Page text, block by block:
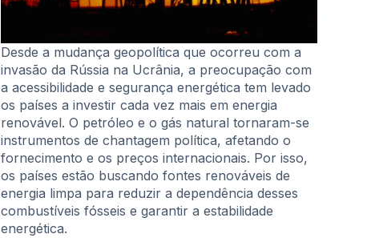
Desde a mudança geopolítica que ocorreu com a
invasão da Rússia na Ucrânia, a preocupação com
a acessibilidade e segurança energética tem levado
os países a investir cada vez mais em energia
renovável. O petróleo e o gás natural tornaram-se
instrumentos de chantagem política, afetando o
fornecimento e os preços internacionais. Por isso,
os países estão buscando fontes renováveis de
energia limpa para reduzir a dependência desses
combustíveis fósseis e garantir a estabilidade
energética.